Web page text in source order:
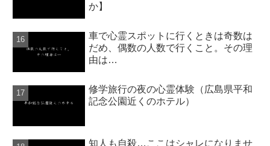
か】
車で心霊スポットに行くときは奇数は
だめ、偶数の人数で行くこと。その理
由は…
修学旅行の夜の心霊体験（広島県平和
記念公園近くのホテル）
知人も自殺…ここはシャレになりませ